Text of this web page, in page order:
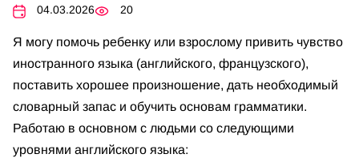
04.03.2026 20
Я могу помочь ребенку или взрослому привить чувство
иностранного языка (английского, французского),
поставить хорошее произношение, дать необходимый
словарный запас и обучить основам грамматики.
Работаю в основном с людьми со следующими
уровнями английского языка: